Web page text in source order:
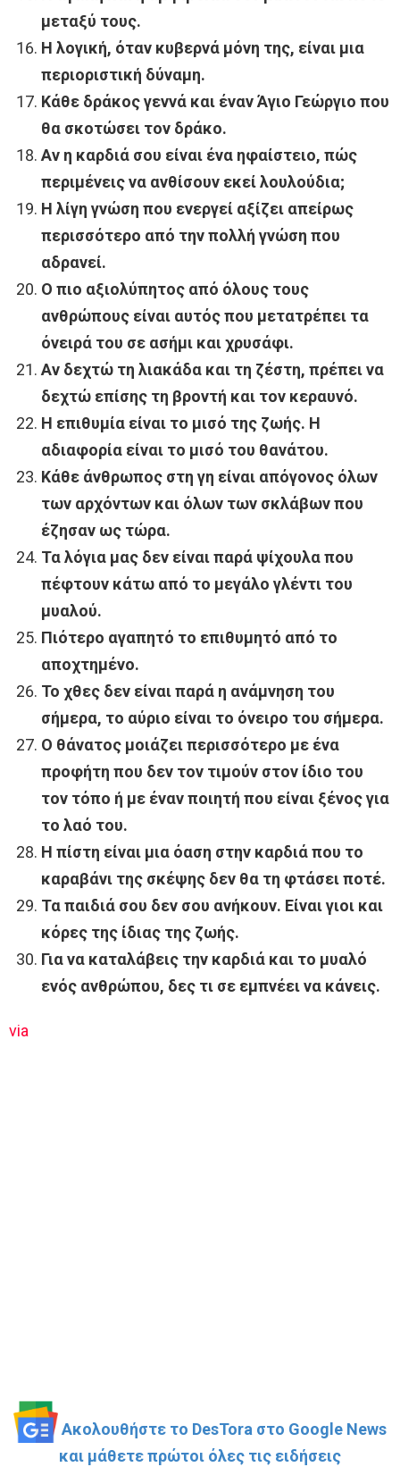
μεταξύ τους.
Η λογική, όταν κυβερνά μόνη της, είναι μια
περιοριστική δύναμη.
Κάθε δράκος γεννά και έναν Άγιο Γεώργιο που
θα σκοτώσει τον δράκο.
Αν η καρδιά σου είναι ένα ηφαίστειο, πώς
περιμένεις να ανθίσουν εκεί λουλούδια;
Η λίγη γνώση που ενεργεί αξίζει απείρως
περισσότερο από την πολλή γνώση που
αδρανεί.
Ο πιο αξιολύπητος από όλους τους
ανθρώπους είναι αυτός που μετατρέπει τα
όνειρά του σε ασήμι και χρυσάφι.
Αν δεχτώ τη λιακάδα και τη ζέστη, πρέπει να
δεχτώ επίσης τη βροντή και τον κεραυνό.
Η επιθυμία είναι το μισό της ζωής. Η
αδιαφορία είναι το μισό του θανάτου.
Κάθε άνθρωπος στη γη είναι απόγονος όλων
των αρχόντων και όλων των σκλάβων που
έζησαν ως τώρα.
Τα λόγια μας δεν είναι παρά ψίχουλα που
πέφτουν κάτω από το μεγάλο γλέντι του
μυαλού.
Πιότερο αγαπητό το επιθυμητό από το
αποχτημένο.
Το χθες δεν είναι παρά η ανάμνηση του
σήμερα, το αύριο είναι το όνειρο του σήμερα.
Ο θάνατος μοιάζει περισσότερο με ένα
προφήτη που δεν τον τιμούν στον ίδιο του
τον τόπο ή με έναν ποιητή που είναι ξένος για
το λαό του.
Η πίστη είναι μια όαση στην καρδιά που το
καραβάνι της σκέψης δεν θα τη φτάσει ποτέ.
Τα παιδιά σου δεν σου ανήκουν. Είναι γιοι και
κόρες της ίδιας της ζωής.
Για να καταλάβεις την καρδιά και το μυαλό
ενός ανθρώπου, δες τι σε εμπνέει να κάνεις.
via
Ακολουθήστε το DesTora στο Google News
και μάθετε πρώτοι όλες τις ειδήσεις